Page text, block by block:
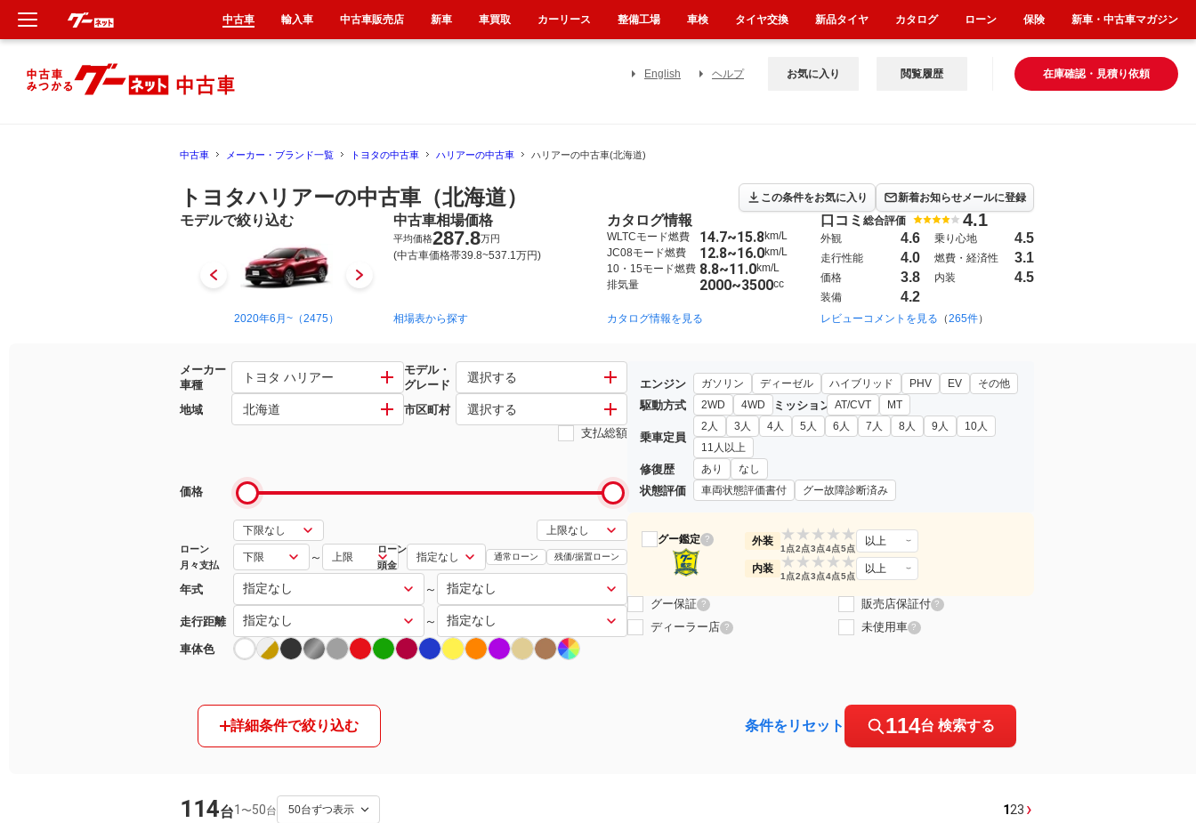
English ヘルプ 在庫確認・見積り依頼
お気に入り 閲覧履歴
中古車 メーカー・ブランド一覧 トヨタの中古車 ハリアーの中古車 ハリアーの中古車(北海道)
トヨタハリアーの中古車（北海道） この条件をお気に入り 新着お知らせメールに登録
モデルで絞り込む
2020年6月~（2475） 2013年12月~2020年6月（1073） 2003年2月~2013年7月（14） 1997年12月~2003年2月（4）
中古車相場価格
平均価格287.8万円
(中古車価格帯39.8~537.1万円)
相場表から探す
カタログ情報
WLTCモード燃費 14.7~15.8km/L
JC08モード燃費
12.8~16.0km/L
10・15モード燃費 8.8~11.0km/L
排気量
2000~3500cc
カタログ情報を見る
口コミ 総合評価 4.1
外観 4.6 乗り心地 4.5
走行性能 4.0 燃費・経済性 3.1
価格 3.8 内装 4.5
装備 4.2
レビューコメントを見る （265件）
メーカー
車種
トヨタ ハリアー
モデル・
グレード
選択する
地域 北海道 市区町村 選択する
支払総額
価格
ローン
月々支払
～
ローン
頭金
通常ローン 残価/据置ローン
年式 ～
走行距離 ～
車体色
エンジン ガソリン ディーゼル ハイブリッド PHV EV その他
駆動方式 2WD 4WD ミッション AT/CVT MT
乗車定員
2人 3人 4人 5人 6人 7人 8人 9人
10人
11人以上
修復歴 あり なし
状態評価 車両状態評価書付 グー故障診断済み
グー鑑定 ? 外装 ★
1点
★
2点
★
3点
★
4点
★
5点
以上
内装 ★
1点
★
2点
★
3点
★
4点
★
5点
以上
グー保証 ? 販売店保証付 ?
ディーラー店 ? 未使用車 ?
詳細条件で絞り込む 条件をリセット 114台 検索する
114台1 〜50台 123 ›
中古車 輸入車 中古車販売店 新車 車買取 カーリース 整備工場 車検 タイヤ交換 新品タイヤ カタログ ローン 保険 新車・中古車マガジン
新車